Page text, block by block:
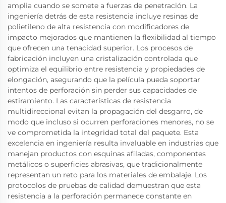
amplia cuando se somete a fuerzas de penetración. La
ingeniería detrás de esta resistencia incluye resinas de
polietileno de alta resistencia con modificadores de
impacto mejorados que mantienen la flexibilidad al tiempo
que ofrecen una tenacidad superior. Los procesos de
fabricación incluyen una cristalización controlada que
optimiza el equilibrio entre resistencia y propiedades de
elongación, asegurando que la película pueda soportar
intentos de perforación sin perder sus capacidades de
estiramiento. Las características de resistencia
multidireccional evitan la propagación del desgarro, de
modo que incluso si ocurren perforaciones menores, no se
ve comprometida la integridad total del paquete. Esta
excelencia en ingeniería resulta invaluable en industrias que
manejan productos con esquinas afiladas, componentes
metálicos o superficies abrasivas, que tradicionalmente
representan un reto para los materiales de embalaje. Los
protocolos de pruebas de calidad demuestran que esta
resistencia a la perforación permanece constante en